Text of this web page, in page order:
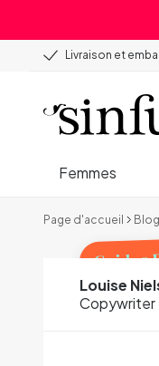
Livraison et
Femmes
Page d'accueil Blog
Guides
Louise
Copywriter